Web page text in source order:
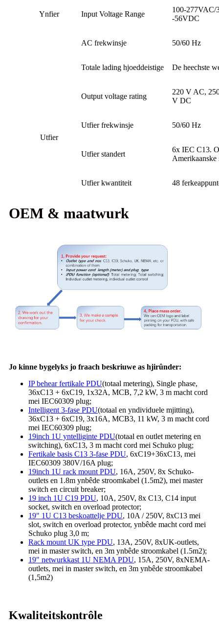
Ynfier Input Voltage Range
100-
-56VDC
AC frekwinsje 50/60 Hz
Totale lading hjoeddeistige De heechste
Utfier
Output voltage rating
220 V AC,
V DC
Utfier frekwinsje 50/60 Hz
Utfier standert
6x IEC C13.
Amerikaanske
Utfier kwantiteit 48
OEM & maatwurk
Jo kinne bygelyks jo fraach beskriuwe as hjirûnder:
IP behear fertikale PDU(totaal metering), Single phase,
36xC13 + 6xC19, 1x32A, MCB, 7,2 kW, 3 m macht cord
mei IEC60309 plug;
Intelligent 3-fase PDU(totaal en yndividuele mjitting),
36xC13 + 6xC19, 3x16A, MCB3, 11 kW, 3 m macht cord
mei IEC60309 plug;
19inch 1U yntelliginte PDU(totaal en outlet metering en
switching), 6xC13, 3 m macht cord mei Schuko plug;
Fertikale basis C13 3-fase PDU, 6xC19+36xC13, mei
IEC60309 380V/16A plug;
19inch 1U rack mount PDU, 16A, 250V, 8x Schuko-
outlets en 1.8m ynbêde stroomkabel (1.5m2), mei master
switch en circuit breaker;
19 inch 1U C19 PDU, 10A, 250V, 8x C13, C14 input
socket, switch en overload protector;
19" 1U C13 beskoattelje PDU, 10A / 250V, 8xC13 mei
slot, switch en overload protector, ynbêde macht cord mei
Schuko plug 3,0 m;
Rack mount UK type PDU, 13A, 250V, 8xUK-outlets,
mei in master switch, en 3m ynbêde stroomkabel (1.5m2);
19" netwurkkast 1U NEMA PDU, 15A, 250V, 8xNEMA-
outlets, mei in master switch, en 3m ynbêde stroomkabel
(1,5m2)
Kwaliteitskontrôle